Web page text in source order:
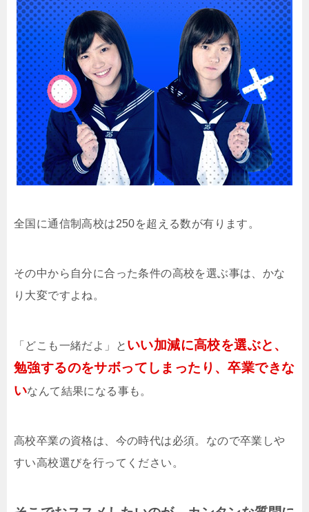
全国に通信制高校は250を超える数が有ります。
その中から自分に合った条件の高校を選ぶ事は、かな
り大変ですよね。
「どこも一緒だよ」と いい加減に高校を選ぶと、
勉強するのをサボってしまったり、卒業できな
いなんて結果になる事も。
高校卒業の資格は、今の時代は必須。なので卒業しや
すい高校選びを行ってください。